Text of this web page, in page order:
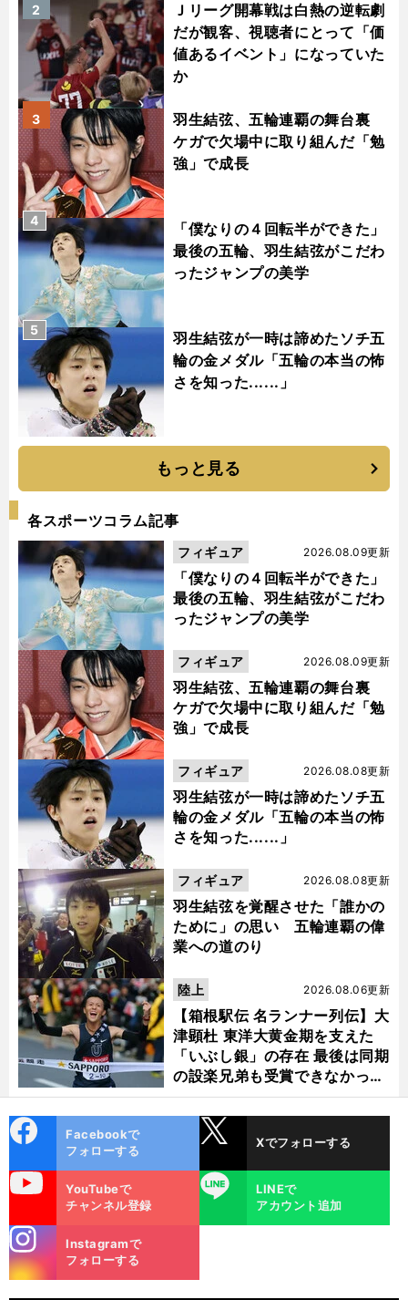
Ｊリーグ開幕戦は白熱の逆転劇
だが観客、視聴者にとって「価
値あるイベント」になっていた
か
2
羽生結弦、五輪連覇の舞台裏
ケガで欠場中に取り組んだ「勉
強」で成長
3
「僕なりの４回転半ができた」
最後の五輪、羽生結弦がこだわ
ったジャンプの美学
4
羽生結弦が一時は諦めたソチ五
輪の金メダル「五輪の本当の怖
さを知った......」
5
もっと見る
各スポーツコラム記事
「僕なりの４回転半ができた」
最後の五輪、羽生結弦がこだわ
ったジャンプの美学
2026.08.09更新
フィギュア
羽生結弦、五輪連覇の舞台裏
ケガで欠場中に取り組んだ「勉
強」で成長
2026.08.09更新
フィギュア
羽生結弦が一時は諦めたソチ五
輪の金メダル「五輪の本当の怖
さを知った......」
2026.08.08更新
フィギュア
羽生結弦を覚醒させた「誰かの
ために」の思い 五輪連覇の偉
業への道のり
2026.08.08更新
フィギュア
【箱根駅伝 名ランナー列伝】大
津顕杜 東洋大黄金期を支えた
「いぶし銀」の存在 最後は同期
の設楽兄弟も受賞できなかった
金栗杯に輝く
2026.08.06更新
陸上
ok
Facebookで
フォローする
Xでフォローする
YouTubeで
チャンネル登録
LINE
LINEで
アカウント追加
m
Instagramで
フォローする